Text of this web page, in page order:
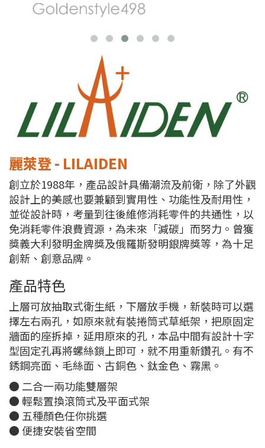
麗萊登 - LILAIDEN
創立於1988年，產品設計具備潮流及前衛，除了外觀
設計上的美感也要兼顧到實用性、功能性及耐用性，
並從設計時，考量到往後維修消耗零件的共通性，以
免消耗零件浪費資源，為未來「減碳」而努力。曾獲
獎義大利發明金牌獎及俄羅斯發明銀牌獎等，為十足
創新、創意品牌。
產品特色
上層可放抽取式衛生紙，下層放手機，新裝時可以選
擇左右兩孔，如原來就有裝捲筒式草紙架，把原固定
牆面的座拆掉，延用原來的孔，本品中間有設計十字
型固定孔再將螺絲鎖上即可，就不用重新鑽孔。有不
銹鋼亮面、毛絲面、古銅色、鈦金色、霧黑。
● 二合一兩功能雙層架
● 輕鬆置換滾筒式及平面式架
● 五種顏色任你挑選
● 便捷安裝省空間